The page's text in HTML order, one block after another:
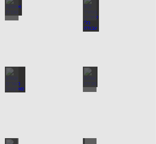
אספקה טכנית לתלייה כלי עבודה
קטלוג מוצרים סאיקטיבעגלות מכירה